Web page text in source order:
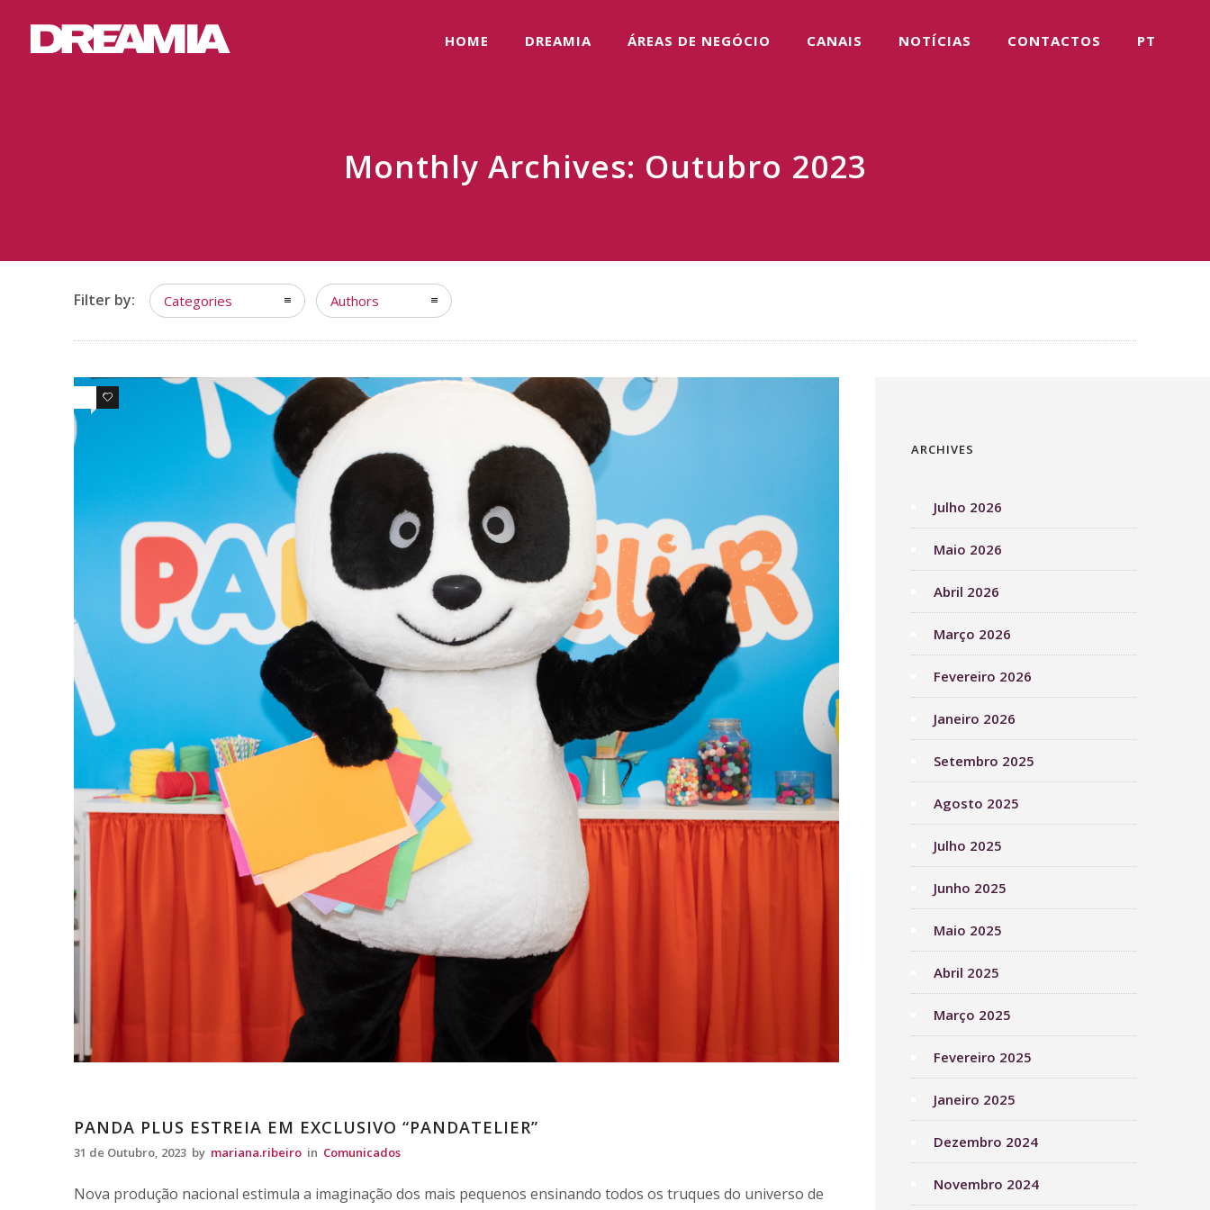
HOME DREAMIA ÁREAS DE NEGÓCIO CANAIS NOTÍCIAS CONTACTOS PT
Monthly Archives: Outubro 2023
Filter by: Categories Authors
0
PANDA PLUS ESTREIA EM EXCLUSIVO “PANDATELIER”
31 de Outubro, 2023 by mariana.ribeiro in Comunicados
Nova produção nacional estimula a imaginação dos mais pequenos ensinando todos os truques do universo de
ARCHIVES
Julho 2026
Maio 2026
Abril 2026
Março 2026
Fevereiro 2026
Janeiro 2026
Setembro 2025
Agosto 2025
Julho 2025
Junho 2025
Maio 2025
Abril 2025
Março 2025
Fevereiro 2025
Janeiro 2025
Dezembro 2024
Novembro 2024